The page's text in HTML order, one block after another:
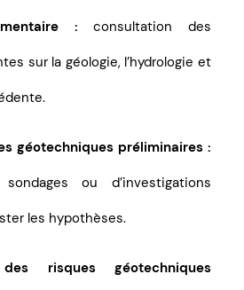
: consultation des
sur la géologie, l’hydrologie et
géotechniques préliminaires :
ou d’investigations
les hypothèses.
risques géotechniques